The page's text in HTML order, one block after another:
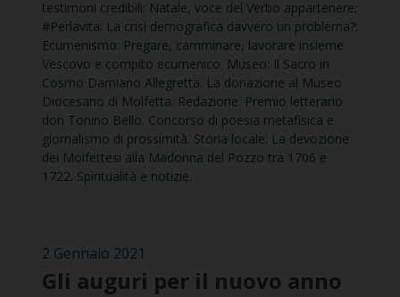
testimoni credibili; Natale, voce del Verbo appartenere;
#Perlavita: La crisi demografica davvero un problema?;
Ecumenismo: Pregare, camminare, lavorare insieme
Vescovo e compito ecumenico. Museo: Il Sacro in
Cosmo Damiano Allegretta. La donazione al Museo
Diocesano di Molfetta. Redazione: Premio letterario
don Tonino Bello. Concorso di poesia metafisica e
giornalismo di prossimità. Storia locale: La devozione
dei Molfettesi alla Madonna del Pozzo tra 1706 e
1722. Spiritualità e notizie.
2 Gennaio 2021
Gli auguri per il nuovo anno